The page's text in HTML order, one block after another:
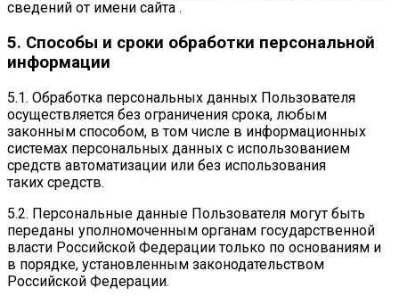
сведений от имени сайта .
5. Способы и сроки обработки персональной
информации
5.1. Обработка персональных данных Пользователя
осуществляется без ограничения срока, любым
законным способом, в том числе в информационных
системах персональных данных с использованием
средств автоматизации или без использования
таких средств.
5.2. Персональные данные Пользователя могут быть
переданы уполномоченным органам государственной
власти Российской Федерации только по основаниям и
в порядке, установленным законодательством
Российской Федерации.